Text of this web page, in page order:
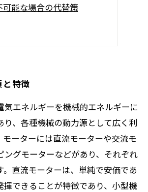
可能な場合の代替策
特徴
気エネルギーを機械的エネルギーに
り、各種機械の動力源として広く利
モーターには直流モーターや交流モ
ングモーターなどがあり、それぞれ
。直流モーターは、単純で安価であ
揮できることが特徴であり、小型機